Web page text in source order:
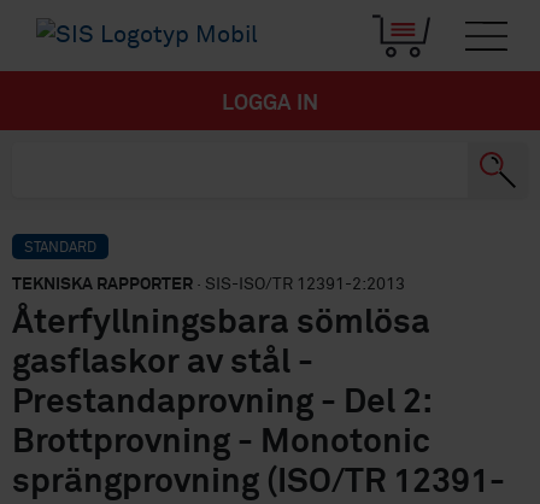
LOGGA IN
STANDARD
TEKNISKA RAPPORTER · SIS-ISO/TR 12391-2:2013
Återfyllningsbara sömlösa
gasflaskor av stål -
Prestandaprovning - Del 2:
Brottprovning - Monotonic
sprängprovning (ISO/TR 12391-